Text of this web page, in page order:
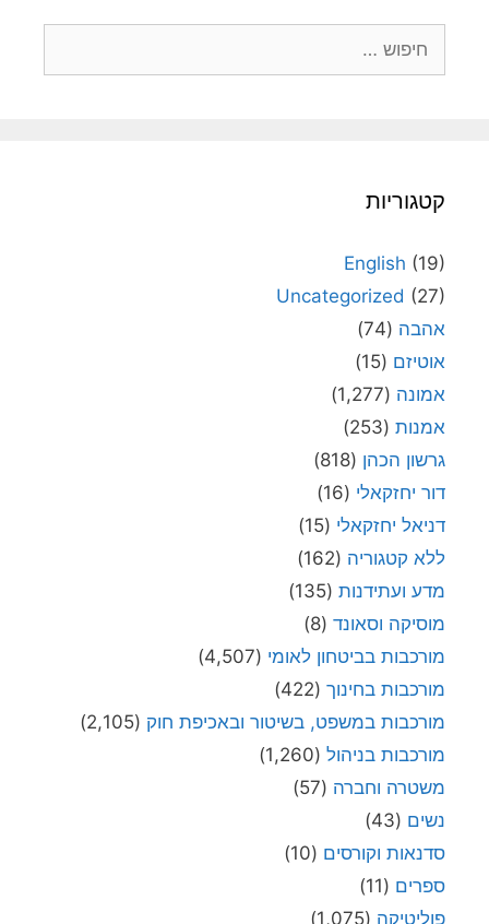
קטגוריות
English (19)
Uncategorized (27)
אהבה (74)
אוטיזם (15)
אמונה (1,277)
אמנות (253)
גרשון הכהן (818)
דור יחזקאלי (16)
דניאל יחזקאלי (15)
ללא קטגוריה (162)
מדע ועתידנות (135)
מוסיקה וסאונד (8)
מורכבות בביטחון לאומי (4,507)
מורכבות בחינוך (422)
מורכבות במשפט, בשיטור ובאכיפת חוק (2,105)
מורכבות בניהול (1,260)
משטרה וחברה (57)
נשים (43)
סדנאות וקורסים (10)
ספרים (11)
פוליטיקה (1,075)